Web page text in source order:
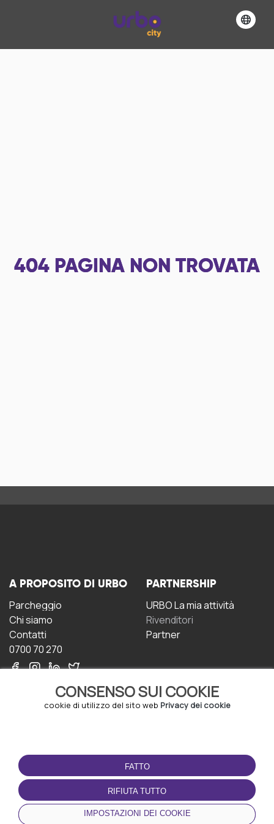
404 PAGINA NON TROVATA
CONSENSO SUI COOKIE
cookie di utilizzo del sito web Privacy dei cookie
FATTO
RIFIUTA TUTTO
IMPOSTAZIONI DEI COOKIE
A PROPOSITO DI URBO
Parcheggio
Chi siamo
Contatti
0700 70 270
PARTNERSHIP
URBO La mia attività
Rivenditori
Partner
CONDIZIONI D'USO
Termini e Condizioni
Politica sulla riservatezza
Gestione dei Cookie
SCARICA L'APP